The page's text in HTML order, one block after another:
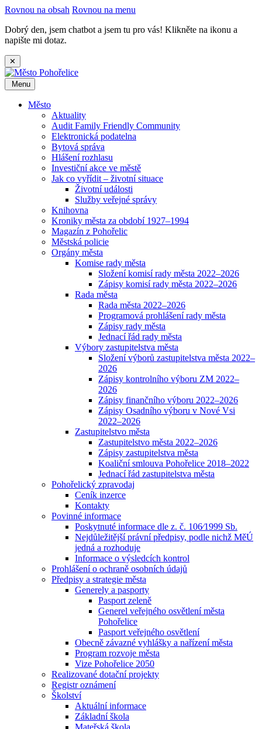
Rovnou na obsah Rovnou na menu
Dobrý den, jsem chatbot a jsem tu pro vás! Klikněte na ikonu a
napište mi dotaz.
✕
Menu
Město
Aktuality
Audit Family Friendly Community
Elektronická podatelna
Bytová správa
Hlášení rozhlasu
Investiční akce ve městě
Jak co vyřídit – životní situace
Životní události
Služby veřejné správy
Knihovna
Kroniky města za období 1927–1994
Magazín z Pohořelic
Městská policie
Orgány města
Komise rady města
Složení komisí rady města 2022–2026
Zápisy komisí rady města 2022–2026
Rada města
Rada města 2022–2026
Programová prohlášení rady města
Zápisy rady města
Jednací řád rady města
Výbory zastupitelstva města
Složení výborů zastupitelstva města 2022–
2026
Zápisy kontrolního výboru ZM 2022–
2026
Zápisy finančního výboru 2022–2026
Zápisy Osadního výboru v Nové Vsi
2022–2026
Zastupitelstvo města
Zastupitelstvo města 2022–2026
Zápisy zastupitelstva města
Koaliční smlouva Pohořelice 2018–2022
Jednací řád zastupitelstva města
Pohořelický zpravodaj
Ceník inzerce
Kontakty
Povinné informace
Poskytnuté informace dle z. č. 106⁄1999 Sb.
Nejdůležitější právní předpisy, podle nichž MěÚ
jedná a rozhoduje
Informace o výsledcích kontrol
Prohlášení o ochraně osobních údajů
Předpisy a strategie města
Generely a pasporty
Pasport zeleně
Generel veřejného osvětlení města
Pohořelice
Pasport veřejného osvětlení
Obecně závazné vyhlášky a nařízení města
Program rozvoje města
Vize Pohořelice 2050
Realizované dotační projekty
Registr oznámení
Školství
Aktuální informace
Základní škola
Mateřská škola